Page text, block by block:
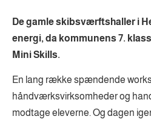
De gamle skibsværftshaller i
energi, da kommunens 7.
Mini Skills.
En lang række spændende
håndværksvirksomheder og
modtage eleverne. Og dagen